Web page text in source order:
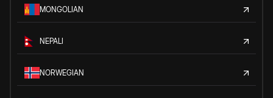
MONGOLIAN
NEPALI
NORWEGIAN